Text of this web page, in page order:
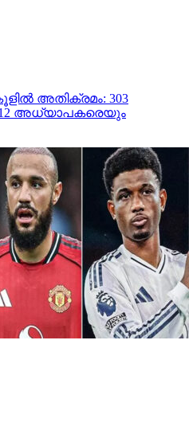
അതിക്രമം: 303
12 അധ്യാപകരെയും